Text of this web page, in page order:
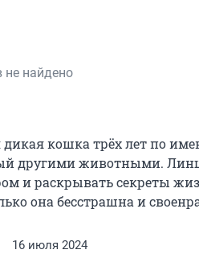
найдено
кошка трёх лет по
другими животными.
и раскрывать секреты
она бесстрашна и
16 июля 2024